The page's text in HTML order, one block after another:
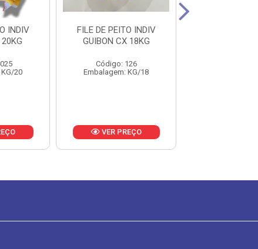
INDIV
20
FILE DE PEITO INDIV
GUIBON CX 18KG
Código: 126
Embalagem: KG/18
VER PREÇO